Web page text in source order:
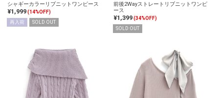
シャギーカラーリブニットワンピース
¥1,999(14%OFF)
再入荷
SOLD OUT
前後2Wayストレートリブニットワンピ
ース
¥1,399(34%OFF)
SOLD OUT